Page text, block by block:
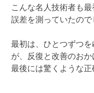
こんな名人技術者も
誤差を測っていたので
最初は、ひとつずつ
が、反復と改善のおか
最後には驚くような正